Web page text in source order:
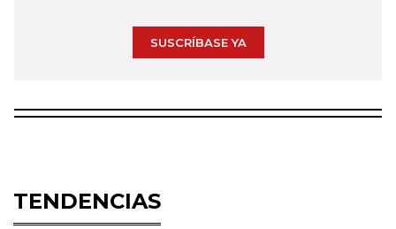
SUSCRÍBASE YA
TENDENCIAS